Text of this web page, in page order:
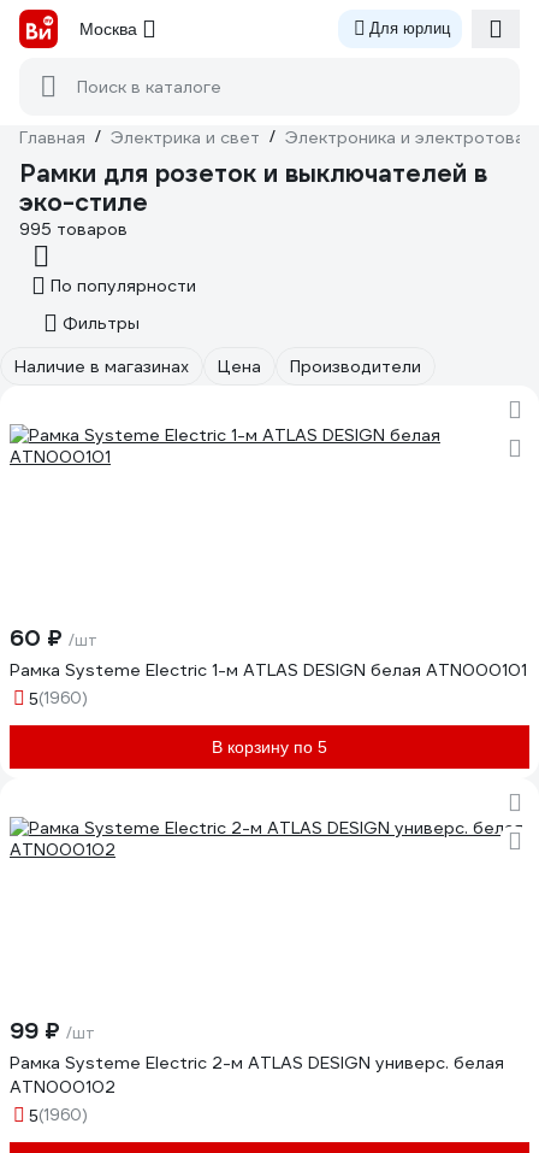
Москва Для юрлиц
Поиск в каталоге
Главная / Электрика и свет / Электроника и
Рамки для розеток и выключателей в
эко-стиле
995 товаров
По популярности
Фильтры
Наличие в магазинах
Цена Производители
60 ₽ /шт
Рамка Systeme Electric 1-м ATLAS DESIGN белая ATN000101
5(1960)
В корзину по 5
99 ₽ /шт
Рамка Systeme Electric 2-м ATLAS DESIGN универс. белая
ATN000102
5(1960)